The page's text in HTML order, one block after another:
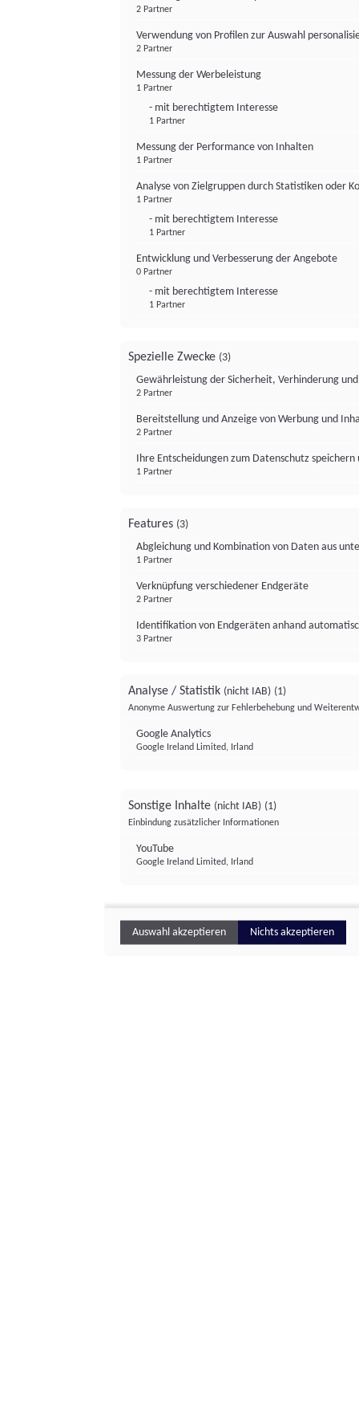
2 Partner
Verwendung von Profilen zur Auswahl
2 Partner
Messung der Werbeleistung
1 Partner
- mit berechtigtem Interesse
1 Partner
Messung der Performance von Inhalten
1 Partner
Analyse von Zielgruppen durch Statistiken oder
1 Partner
- mit berechtigtem Interesse
1 Partner
Entwicklung und Verbesserung der Angebote
0 Partner
- mit berechtigtem Interesse
1 Partner
Spezielle Zwecke (3)
Gewährleistung der Sicherheit, Verhinderung
2 Partner
Bereitstellung und Anzeige von Werbung und
2 Partner
Ihre Entscheidungen zum Datenschutz
1 Partner
Features (3)
Abgleichung und Kombination von Daten aus
1 Partner
Verknüpfung verschiedener Endgeräte
2 Partner
Identifikation von Endgeräten anhand
3 Partner
Analyse / Statistik (nicht IAB) (1)
Anonyme Auswertung zur Fehlerbehebung und
Google Analytics
Google Ireland Limited, Irland
Sonstige Inhalte (nicht IAB) (1)
Einbindung zusätzlicher Informationen
YouTube
Google Ireland Limited, Irland
Auswahl akzeptieren Nichts akzeptieren